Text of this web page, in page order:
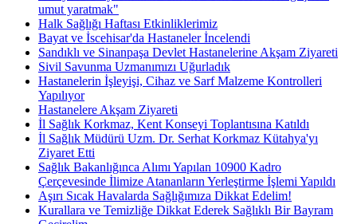
umut yaratmak"
Halk Sağlığı Haftası Etkinliklerimiz
Bayat ve İscehisar'da Hastaneler İncelendi
Sandıklı ve Sinanpaşa Devlet Hastanelerine Akşam Ziyareti
Sivil Savunma Uzmanımızı Uğurladık
Hastanelerin İşleyişi, Cihaz ve Sarf Malzeme Kontrolleri
Yapılıyor
Hastanelere Akşam Ziyareti
İl Sağlık Korkmaz, Kent Konseyi Toplantısına Katıldı
İl Sağlık Müdürü Uzm. Dr. Serhat Korkmaz Kütahya'yı
Ziyaret Etti
Sağlık Bakanlığınca Alımı Yapılan 10900 Kadro
Çerçevesinde İlimize Atananların Yerleştirme İşlemi Yapıldı
Aşırı Sıcak Havalarda Sağlığımıza Dikkat Edelim!
Kurallara ve Temizliğe Dikkat Ederek Sağlıklı Bir Bayram